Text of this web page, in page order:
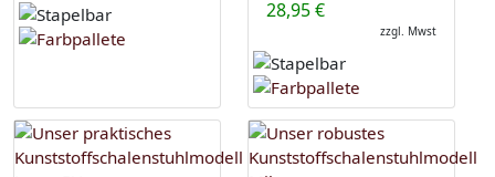
28,95 €
zzgl. Mwst